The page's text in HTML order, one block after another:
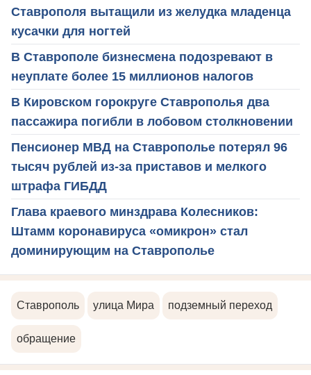
Ставрополя вытащили из желудка младенца
кусачки для ногтей
В Ставрополе бизнесмена подозревают в
неуплате более 15 миллионов налогов
В Кировском горокруге Ставрополья два
пассажира погибли в лобовом столкновении
Пенсионер МВД на Ставрополье потерял 96
тысяч рублей из-за приставов и мелкого
штрафа ГИБДД
Глава краевого минздрава Колесников:
Штамм коронавируса «омикрон» стал
доминирующим на Ставрополье
Ставрополь улица Мира подземный переход
обращение